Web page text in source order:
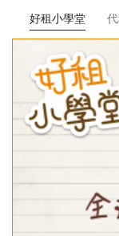
好租小學堂